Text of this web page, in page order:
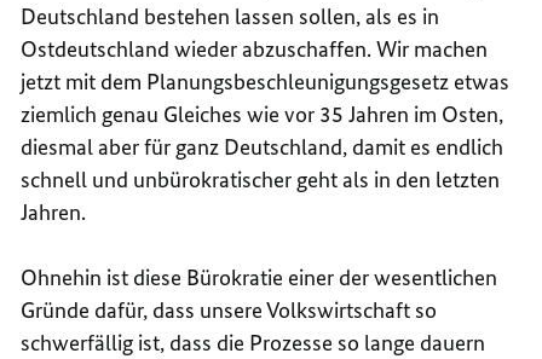
Deutschland bestehen lassen sollen, als es in
Ostdeutschland wieder abzuschaffen. Wir machen
jetzt mit dem Planungsbeschleunigungsgesetz etwas
ziemlich genau Gleiches wie vor 35 Jahren im Osten,
diesmal aber für ganz Deutschland, damit es endlich
schnell und unbürokratischer geht als in den letzten
Jahren.
Ohnehin ist diese Bürokratie einer der wesentlichen
Gründe dafür, dass unsere Volkswirtschaft so
schwerfällig ist, dass die Prozesse so lange dauern